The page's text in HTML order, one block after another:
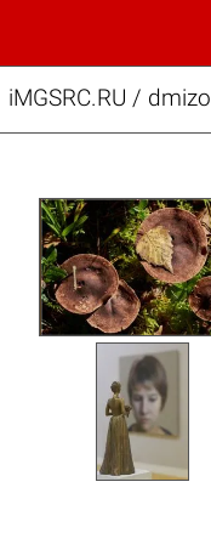
iMGSRC.RU / dmizo